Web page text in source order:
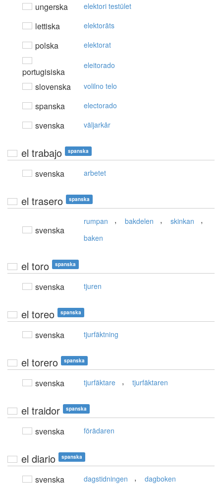
ungerska elektori testület
lettiska elektorāts
polska elektorat
portugisiska
eleitorado
slovenska volilno telo
spanska electorado
svenska väljarkår
el trabajo spanska
svenska arbetet
el trasero spanska
svenska
rumpan , bakdelen , skinkan ,
baken
el toro spanska
svenska tjuren
el toreo spanska
svenska tjurfäktning
el torero spanska
svenska tjurfäktare , tjurfäktaren
el traidor spanska
svenska förädaren
el diario spanska
svenska dagstidningen , dagboken